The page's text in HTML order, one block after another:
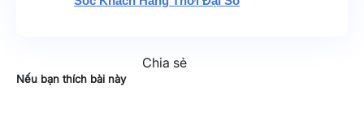
Nếu bạn thích bài này
Chia sẻ